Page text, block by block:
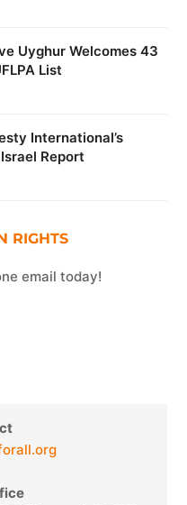
Uyghur Welcomes 43
List
International’s
Report
RIGHTS
email today!